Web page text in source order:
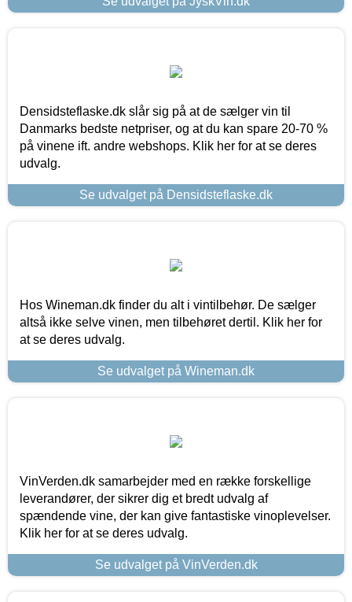
Densidsteflaske.dk slår sig på at de sælger vin til
Danmarks bedste netpriser, og at du kan spare 20-70 %
på vinene ift. andre webshops. Klik her for at se deres
udvalg.
Se udvalget på Densidsteflaske.dk
Hos Wineman.dk finder du alt i vintilbehør. De sælger
altså ikke selve vinen, men tilbehøret dertil. Klik her for
at se deres udvalg.
Se udvalget på Wineman.dk
VinVerden.dk samarbejder med en række forskellige
leverandører, der sikrer dig et bredt udvalg af
spændende vine, der kan give fantastiske vinoplevelser.
Klik her for at se deres udvalg.
Se udvalget på VinVerden.dk